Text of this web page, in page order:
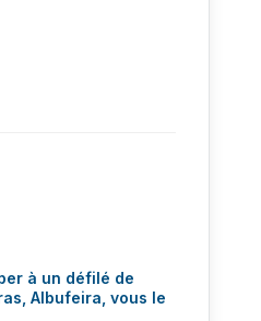
à un défilé de
Albufeira, vous le